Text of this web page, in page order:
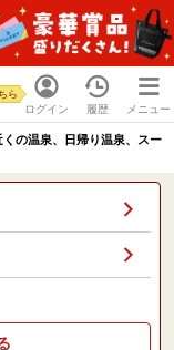
ログイン
ら
履歴 メニュー
の温泉、日帰り温泉、スー